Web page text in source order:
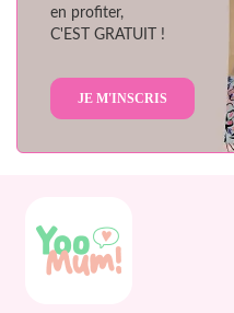
en profiter,
C'EST GRATUIT !
JE M'INSCRIS